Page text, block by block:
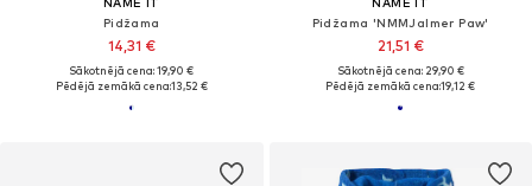
Pidžama
14,31 €
Sākotnējā cena: 19,90 €
Pēdējā zemākā cena:13,52 €
Pidžama 'NMMJalmer Paw'
21,51 €
Sākotnējā cena: 29,90 €
Pēdējā zemākā cena:19,12 €